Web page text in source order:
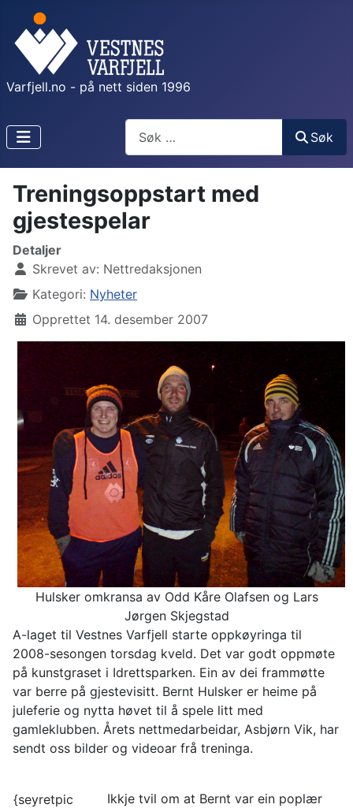
Varfjell.no - på nett siden 1996
Søk
Treningsoppstart med
gjestespelar
Detaljer
Skrevet av: Nettredaksjonen
Kategori: Nyheter
Opprettet 14. desember 2007
Hulsker omkransa av Odd Kåre Olafsen og Lars
Jørgen Skjegstad
A-laget til Vestnes Varfjell starte oppkøyringa til
2008-sesongen torsdag kveld. Det var godt oppmøte
på kunstgraset i Idrettsparken. Ein av dei frammøtte
var berre på gjestevisitt. Bernt Hulsker er heime på
juleferie og nytta høvet til å spele litt med
gamleklubben. Årets nettmedarbeidar, Asbjørn Vik, har
sendt oss bilder og videoar frå treninga.
{seyretpic
Ikkje tvil om at Bernt var ein poplær